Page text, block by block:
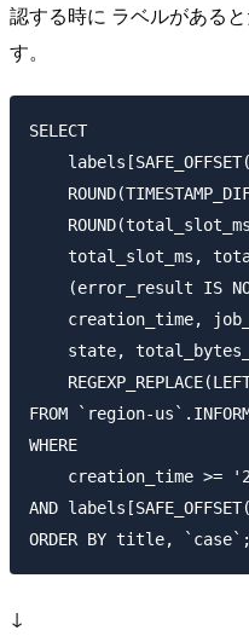
認する時に ラベルがある
す。
SELECT
total_slot_ms,
(error_result IS
creation_time,
state,
FROM `region-
WHERE
creation_time >=
AND
↓